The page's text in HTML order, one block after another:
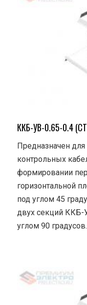
ККБ-УВ-0.65-0.4
Предназначен
контрольных
формировании
горизонтальной
под углом 45
двух секций ККБ-
углом 90 градусов.